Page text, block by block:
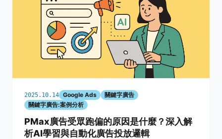
2025.10.14 Google Ads
關鍵字廣告
關鍵字廣告:案例分析
PMax廣告受眾跑偏的原因是什麼？深入解
析AI學習與自動化廣告投放邏輯